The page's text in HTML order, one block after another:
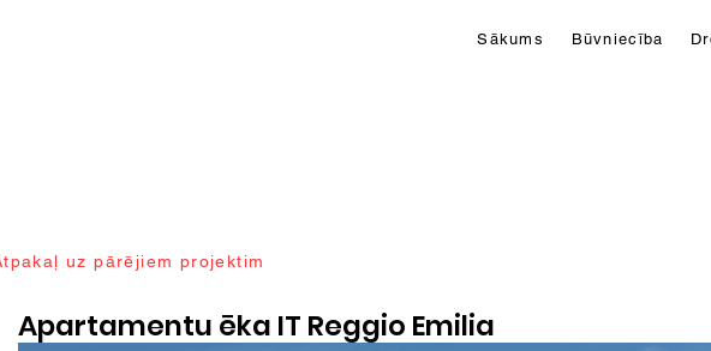
Sākums Būvniecība
uz pārējiem projektim
Apartamentu ēka IT Reggio Emilia